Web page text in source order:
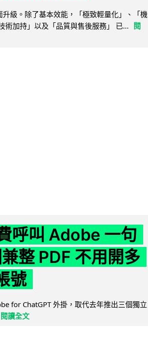
級。除了基本效能，「極致輕量化」、「機
術加持」以及「品質與售後服務」 已...
閱
呼叫 Adobe 一句
整 PDF 不用開多
號
for ChatGPT 外掛，取代去年推出三個獨立
閱讀全文